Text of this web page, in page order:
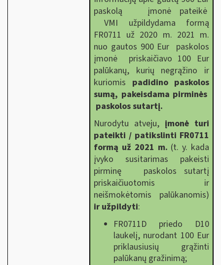
paskolą įmonė pateikė
VMI užpildydama formą
FR0711 už 2020 m. 2021 m.
nuo gautos 900 Eur paskolos
įmonė priskaičiavo 100 Eur
palūkanų, kurių negrąžino ir
kuriomis padidino paskolos
sumą, pakeisdama pirminės
paskolos sutartį.
Nurodytu atveju, įmonė turi
pateikti / patikslinti FR0711
formą už 2021 m. (t. y. kada
įvyko susitarimas pakeisti
pirminę paskolos sutartį
priskaičiuotomis ir
neišmokėtomis palūkanomis)
ir užpildyti:
FR0711D priedo D10
laukelį, nurodant 100 Eur
priklausiusių grąžinti
palūkanų gražinimą;